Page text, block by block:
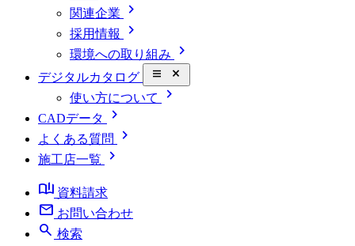
関連企業 chevron_right
採用情報 chevron_right
環境への取り組み chevron_right
デジタルカタログ close_small
使い方について chevron_right
CADデータ chevron_right
よくある質問 chevron_right
施工店一覧
chevron_right
book_ribbon 資料請求
mail お問い合わせ
search 検索